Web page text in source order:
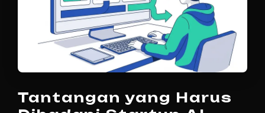
Tantangan yang Harus